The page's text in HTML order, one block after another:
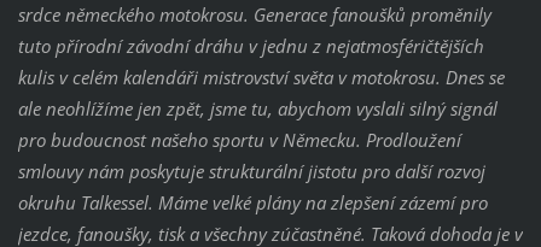
srdce německého motokrosu. Generace fanoušků proměnily
tuto přírodní závodní dráhu v jednu z nejatmosféričtějších
kulis v celém kalendáři mistrovství světa v motokrosu. Dnes se
ale neohlížíme jen zpět, jsme tu, abychom vyslali silný signál
pro budoucnost našeho sportu v Německu. Prodloužení
smlouvy nám poskytuje strukturální jistotu pro další rozvoj
okruhu Talkessel. Máme velké plány na zlepšení zázemí pro
jezdce, fanoušky, tisk a všechny zúčastněné. Taková dohoda je v